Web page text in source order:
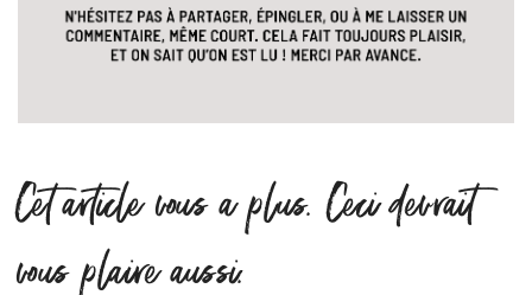
Cet article vous a plus. Ceci devrait
vous plaire aussi.